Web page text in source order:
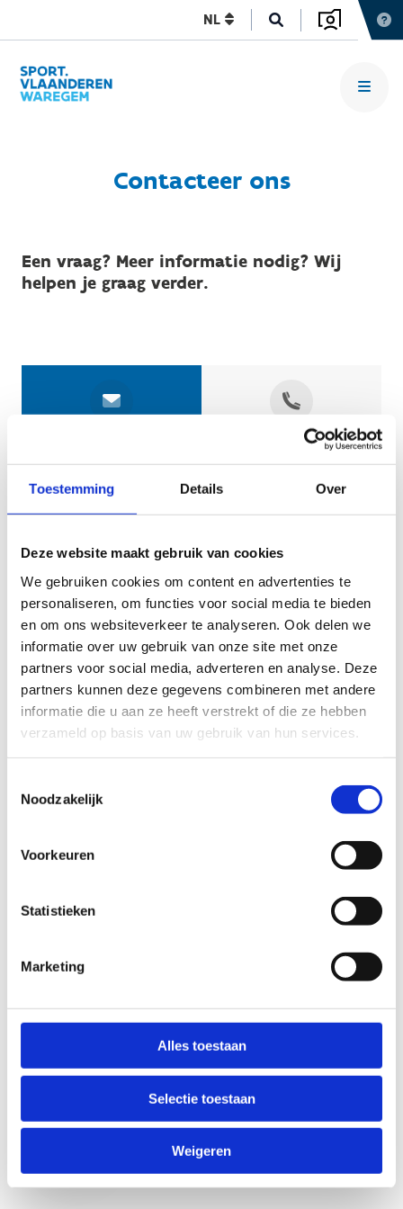
Toestemming Details Over
Deze website maakt gebruik van cookies
We gebruiken cookies om content en advertenties te
personaliseren, om functies voor social media te bieden
en om ons websiteverkeer te analyseren. Ook delen we
informatie over uw gebruik van onze site met onze
partners voor social media, adverteren en analyse. Deze
partners kunnen deze gegevens combineren met andere
informatie die u aan ze heeft verstrekt of die ze hebben
verzameld op basis van uw gebruik van hun services.
Noodzakelijk
Voorkeuren
Statistieken
Marketing
Alles toestaan
Selectie toestaan
Weigeren
NL
Contacteer ons
Een vraag? Meer informatie nodig? Wij
helpen je graag verder.
Geef aan tot welk domein jouw vraag behoort
KIES EEN DOMEIN
Jouw vraag
Anti-Robot Verification
Click to start verification
Verzend